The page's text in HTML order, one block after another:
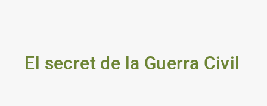
El secret de la Guerra Civil